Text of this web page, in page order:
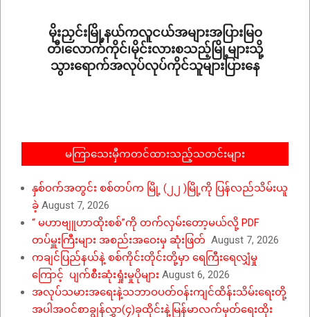
မိုးညှင်းမြို့နယ်ကလူငယ်အများအပြားမြဝ
တီ၊လောက်ကိုင်၊မိုင်းလားစသည့်မြို့များသို့
သွားရောက်အလုပ်လုပ်ကိုင်သူများပြားနေ
2022-
မကြာသေးမှီကတင်ထားသည့်သတင်းများ
နှစ်ဝက်အတွင်း စစ်တပ်က မြို့ (၂၂ )မြို့ကို ပြန်လည်သိမ်းယူ
ခဲ့ August 7, 2026
“ မဟာဗျူဟာထိုးစစ်”ကို တက်လှမ်းတော့မယ်လို့ PDF
တပ်မှူးကြီးများ အစည်းအဝေးမှ ဆုံးဖြတ် August 7, 2026
ကချင်ပြည်နယ်နဲ့ စစ်ကိုင်းတိုင်းတို့မှာ ရေကြီးရေလျှံမှု
ကြောင့် ပျက်စီးဆုံးရှုံးမှုပိုများ August 6, 2026
အလုပ်သမားအရေးနဲ့သဘာဝပတ်ဝန်းကျင်ထိန်းသိမ်းရေးတို့
အပါအဝင်စာချွန်လွှာ(၄)ခုထိုင်းနဲ့မြန်မာလက်မှတ်ရေးထိုး